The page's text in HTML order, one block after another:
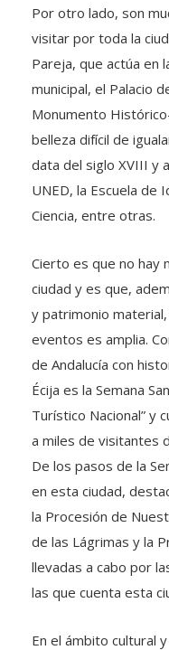
Por otro lado, son
visitar por toda la
Pareja, que actúa en
municipal, el Palacio
Monumento
belleza difícil de
data del siglo XVIII y
UNED, la Escuela de
Ciencia, entre otras.
Cierto es que no hay
ciudad y es que,
y patrimonio
eventos es amplia.
de Andalucía con
Écija es la Semana
Turístico Nacional” y
a miles de visitantes
De los pasos de la
en esta ciudad,
la Procesión de
de las Lágrimas y la
llevadas a cabo por
las que cuenta esta
En el ámbito cultural